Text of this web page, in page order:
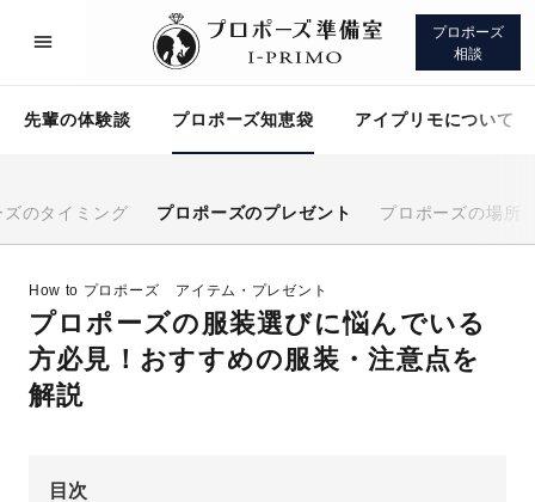
プロポーズ
相談
先輩の体験談 プロポーズ知恵袋 アイプリモについて
のタイミング プロポーズのプレゼント プロポーズの場所
How to プロポーズ アイテム・プレゼント
プロポーズの服装選びに悩んでいる
方必見！おすすめの服装・注意点を
解説
目次
プロポーズサポート 先輩の体験談
プロポーズ知恵袋 アイプリモについて